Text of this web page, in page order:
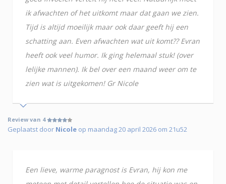
ik afwachten of het uitkomt maar dat gaan we zien.
Tijd is altijd moeilijk maar ook daar geeft hij een
schatting aan. Even afwachten wat uit komt?? Evran
heeft ook veel humor. Ik ging helemaal stuk! (over
lelijke mannen). Ik bel over een maand weer om te
zien wat is uitgekomen! Gr Nicole
Review van 4
Geplaatst door Nicole op maandag 20 april 2026 om 21u52
Een lieve, warme paragnost is Evran, hij kon me